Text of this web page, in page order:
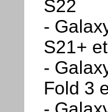
S22
-
S21+
-
Fold 3